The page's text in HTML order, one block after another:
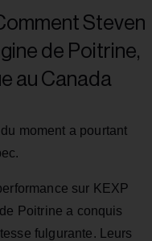
moment a pourtant
sur KEXP
Poitrine a conquis
fulgurante. Leurs